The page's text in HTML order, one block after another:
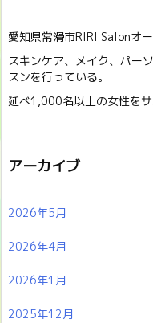
愛知県常滑市RIRI Salonオー
スキンケア、メイク、パー
スンを行っている。
延べ1,000名以上の女性をサ
アーカイブ
2026年5月
2026年4月
2026年1月
2025年12月